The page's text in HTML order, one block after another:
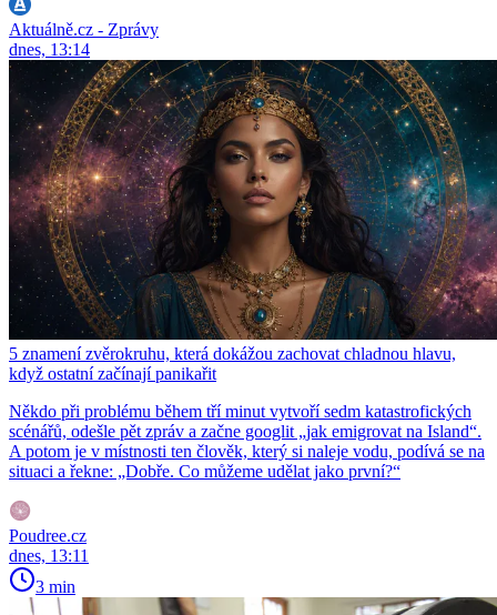
Aktuálně.cz - Zprávy
dnes, 13:14
5 znamení zvěrokruhu, která dokážou zachovat chladnou hlavu,
když ostatní začínají panikařit
Někdo při problému během tří minut vytvoří sedm katastrofických
scénářů, odešle pět zpráv a začne googlit „jak emigrovat na Island“.
A potom je v místnosti ten člověk, který si naleje vodu, podívá se na
situaci a řekne: „Dobře. Co můžeme udělat jako první?“
Poudree.cz
dnes, 13:11
3 min